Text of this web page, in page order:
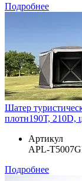
Подробнее
Шатер
плотн190Т, 210D,
Артикул
APL-
Подробнее